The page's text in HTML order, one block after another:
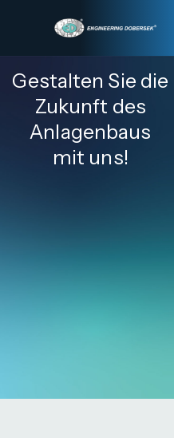
Gestalten Sie die
Zukunft des
Anlagenbaus
mit uns!